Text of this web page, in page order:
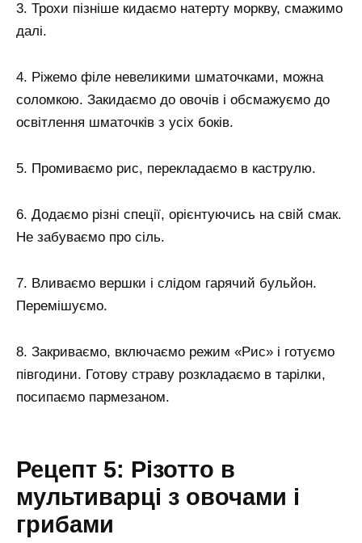
3. Трохи пізніше кидаємо натерту моркву, смажимо
далі.
4. Ріжемо філе невеликими шматочками, можна
соломкою. Закидаємо до овочів і обсмажуємо до
освітлення шматочків з усіх боків.
5. Промиваємо рис, перекладаємо в каструлю.
6. Додаємо різні спеції, орієнтуючись на свій смак.
Не забуваємо про сіль.
7. Вливаємо вершки і слідом гарячий бульйон.
Перемішуємо.
8. Закриваємо, включаємо режим «Рис» і готуємо
півгодини. Готову страву розкладаємо в тарілки,
посипаємо пармезаном.
Рецепт 5: Різотто в
мультиварці з овочами і
грибами